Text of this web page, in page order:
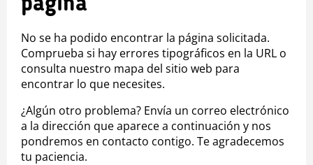
página
No se ha podido encontrar la página solicitada.
Comprueba si hay errores tipográficos en la URL o
consulta nuestro mapa del sitio web para
encontrar lo que necesites.
¿Algún otro problema? Envía un correo electrónico
a la dirección que aparece a continuación y nos
pondremos en contacto contigo. Te agradecemos
tu paciencia.